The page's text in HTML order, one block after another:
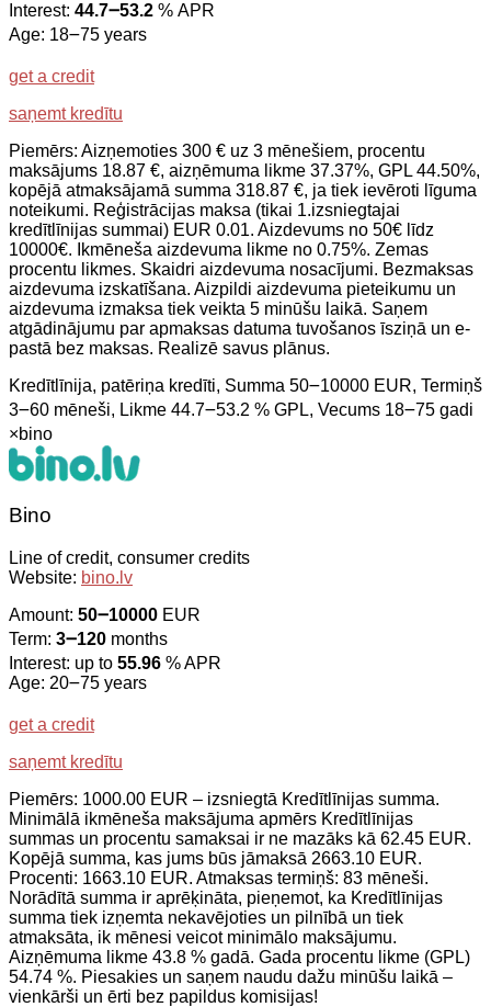
Interest: 44.7౼53.2 % APR
Age: 18౼75 years
get a credit
saņemt kredītu
Piemērs: Aizņemoties 300 € uz 3 mēnešiem, procentu
maksājums 18.87 €, aizņēmuma likme 37.37%, GPL 44.50%,
kopējā atmaksājamā summa 318.87 €, ja tiek ievēroti līguma
noteikumi. Reģistrācijas maksa (tikai 1.izsniegtajai
kredītlīnijas summai) EUR 0.01. Aizdevums no 50€ līdz
10000€. Ikmēneša aizdevuma likme no 0.75%. Zemas
procentu likmes. Skaidri aizdevuma nosacījumi. Bezmaksas
aizdevuma izskatīšana. Aizpildi aizdevuma pieteikumu un
aizdevuma izmaksa tiek veikta 5 minūšu laikā. Saņem
atgādinājumu par apmaksas datuma tuvošanos īsziņā un e-
pastā bez maksas. Realizē savus plānus.
Kredītlīnija, patēriņa kredīti, Summa 50౼10000 EUR, Termiņš
3౼60 mēneši, Likme 44.7౼53.2 % GPL, Vecums 18౼75 gadi
×bino
Bino
Line of credit, consumer credits
Website: bino.lv
Amount: 50౼10000 EUR
Term: 3౼120 months
Interest: up to 55.96 % APR
Age: 20౼75 years
get a credit
saņemt kredītu
Piemērs: 1000.00 EUR – izsniegtā Kredītlīnijas summa.
Minimālā ikmēneša maksājuma apmērs Kredītlīnijas
summas un procentu samaksai ir ne mazāks kā 62.45 EUR.
Kopējā summa, kas jums būs jāmaksā 2663.10 EUR.
Procenti: 1663.10 EUR. Atmaksas termiņš: 83 mēneši.
Norādītā summa ir aprēķināta, pieņemot, ka Kredītlīnijas
summa tiek izņemta nekavējoties un pilnībā un tiek
atmaksāta, ik mēnesi veicot minimālo maksājumu.
Aizņēmuma likme 43.8 % gadā. Gada procentu likme (GPL)
54.74 %. Piesakies un saņem naudu dažu minūšu laikā –
vienkārši un ērti bez papildus komisijas!